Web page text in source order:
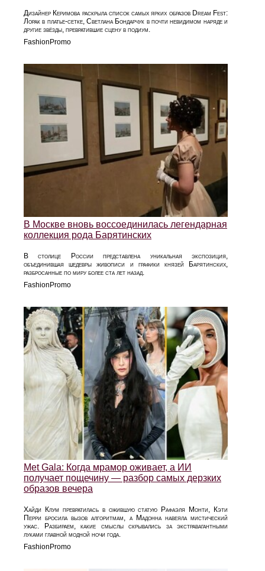
Дизайнер Керимова раскрыла список самых ярких образов Dream Fest:
Лорак в платье‑сетке, Светлана Бондарчук в почти невидимом наряде и
другие звёзды, превратившие сцену в подиум.
FashionPromo
В Москве вновь воссоединилась легендарная
коллекция рода Барятинских
В столице России представлена уникальная экспозиция,
объединившая шедевры живописи и графики князей Барятинских,
разбросанные по миру более ста лет назад.
FashionPromo
Met Gala: Когда мрамор оживает, а ИИ
получает пощечину — разбор самых дерзких
образов вечера
Хайди Клум превратилась в ожившую статую Рафаэля Монти, Кэти
Перри бросила вызов алгоритмам, а Мадонна навеяла мистический
ужас. Разбираем, какие смыслы скрывались за экстравагантными
луками главной модной ночи года.
FashionPromo